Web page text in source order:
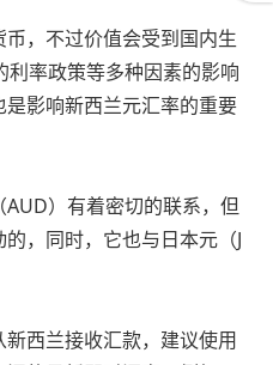
，不过价值会受到国内生
利率政策等多种因素的影响
影响新西兰元汇率的重要
）有着密切的联系，但
，同时，它也与日本元（J
西兰接收汇款，建议使用